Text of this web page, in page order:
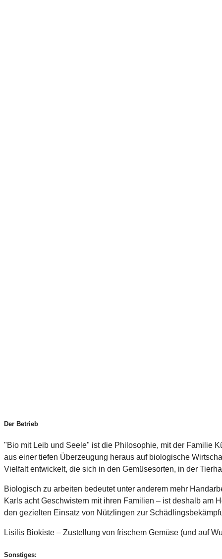
Der Betrieb
"Bio mit Leib und Seele" ist die Philosophie, mit der Familie
aus einer tiefen Überzeugung heraus auf biologische
Vielfalt entwickelt, die sich in den Gemüsesorten, in der
Biologisch zu arbeiten bedeutet unter anderem mehr
Karls acht Geschwistern mit ihren Familien – ist deshalb am
den gezielten Einsatz von Nützlingen zur
Lisilis Biokiste – Zustellung von frischem Gemüse (und auf
Sonstiges: